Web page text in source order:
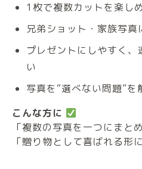
1枚で複数カットを楽し
兄弟ショット・家族写
プレゼントにしやすく
い
写真を“選べない問題”を
こんな方に
「複数の写真を一つにまと
「贈り物として喜ばれる形